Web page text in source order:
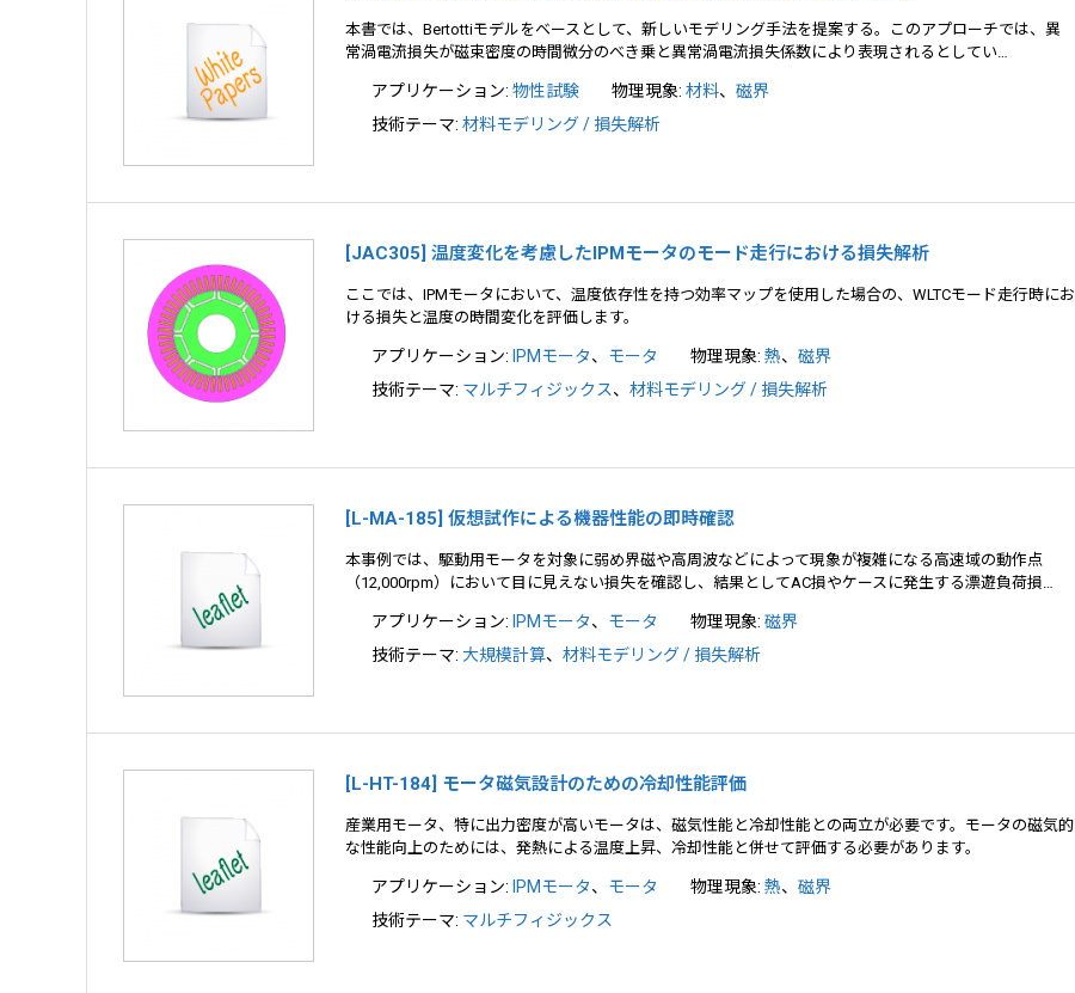
本書では、Bertottiモデルをベースとして、新しいモデリング手法を提案する。このアプローチでは、異
常渦電流損失が磁束密度の時間微分のべき乗と異常渦電流損失係数により表現されるとしてい…
アプリケーション: 物性試験 物理現象:材料、磁界
技術テーマ: 材料モデリング / 損失解析
[JAC305] 温度変化を考慮したIPMモータのモード走行における損失解析
ここでは、IPMモータにおいて、温度依存性を持つ効率マップを使用した場合の、WLTCモード走行時にお
ける損失と温度の時間変化を評価します。
アプリケーション: IPMモータ、 モータ 物理現象:熱、磁界
技術テーマ: マルチフィジックス、 材料モデリング / 損失解析
[L-MA-185] 仮想試作による機器性能の即時確認
本事例では、駆動用モータを対象に弱め界磁や高周波などによって現象が複雑になる高速域の動作点
（12,000rpm）において目に見えない損失を確認し、結果としてAC損やケースに発生する漂遊負荷損…
アプリケーション: IPMモータ、 モータ 物理現象:磁界
技術テーマ: 大規模計算、 材料モデリング / 損失解析
[L-HT-184] モータ磁気設計のための冷却性能評価
産業用モータ、特に出力密度が高いモータは、磁気性能と冷却性能との両立が必要です。モータの磁気的
な性能向上のためには、発熱による温度上昇、冷却性能と併せて評価する必要があります。
アプリケーション: IPMモータ、 モータ 物理現象:熱、磁界
技術テーマ: マルチフィジックス